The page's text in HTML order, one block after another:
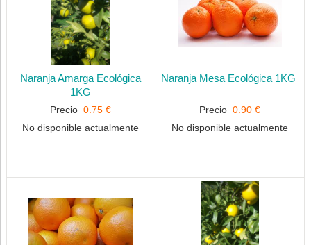
Naranja Amarga Ecológica
1KG
Precio0.75 €
No disponible actualmente
Naranja Mesa Ecológica 1KG
Precio0.90 €
No disponible actualmente